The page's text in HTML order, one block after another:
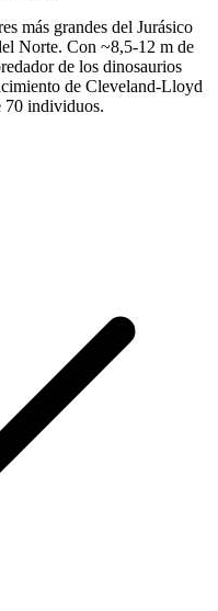
más grandes del Jurásico
Norte. Con ~8,5-12 m de
de los dinosaurios
de Cleveland-Lloyd
70 individuos.